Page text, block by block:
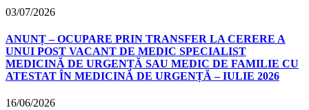
03/07/2026
ANUNȚ – OCUPARE PRIN TRANSFER LA CERERE A
UNUI POST VACANT DE MEDIC SPECIALIST
MEDICINĂ DE URGENȚĂ SAU MEDIC DE FAMILIE CU
ATESTAT ÎN MEDICINĂ DE URGENȚĂ – IULIE 2026
16/06/2026